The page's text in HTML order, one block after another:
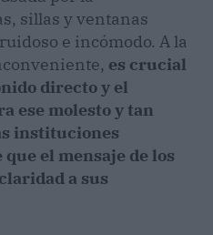
sillas y ventanas
e incómodo. A la
es crucial
directo y el
ese molesto y tan
instituciones
el mensaje de los
a sus